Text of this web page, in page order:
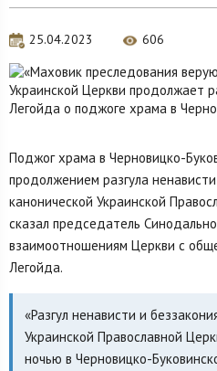
25.04.2023 606
Поджог храма в Черновицко-
продолжением разгула
канонической Украинской
сказал председатель
взаимоотношениям Церкви с
Легойда.
«Разгул ненависти и
Украинской Православной
ночью в Черновицко-